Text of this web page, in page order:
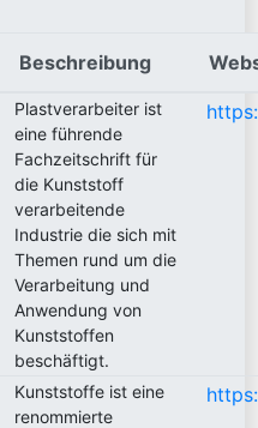
Beschreibung
Plastverarbeiter ist
eine führende
Fachzeitschrift für
die Kunststoff
verarbeitende
Industrie die sich mit
Themen rund um die
Verarbeitung und
Anwendung von
Kunststoffen
beschäftigt.
Kunststoffe ist eine
renommierte